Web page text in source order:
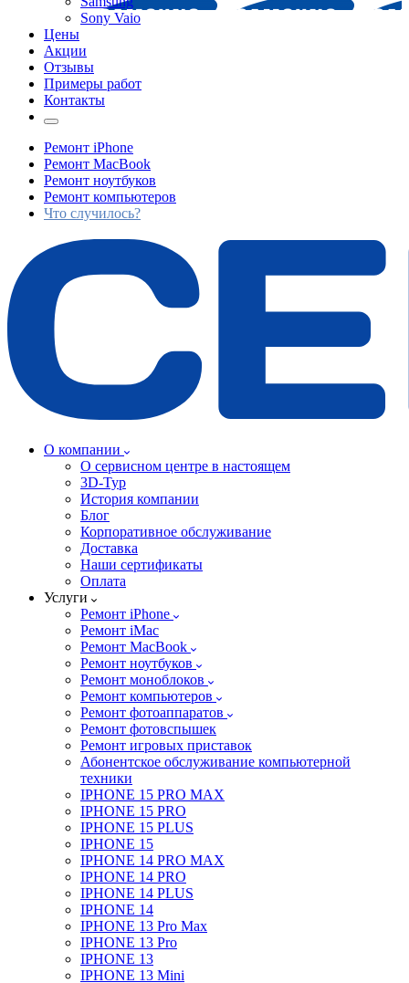
Sony Vaio
Цены
Акции
Отзывы
Примеры работ
Контакты
Ремонт iPhone
Ремонт MacBook
Ремонт ноутбуков
Ремонт компьютеров
Что случилось?
О компании
О сервисном центре в настоящем
3D-Тур
История компании
Блог
Корпоративное обслуживание
Доставка
Наши сертификаты
Оплата
Услуги
Ремонт iPhone
Ремонт iMac
Ремонт MacBook
Ремонт ноутбуков
Ремонт моноблоков
Ремонт компьютеров
Ремонт фотоаппаратов
Ремонт фотовспышек
Ремонт игровых приставок
Абонентское обслуживание компьютерной
техники
IPHONE 15 PRO MAX
IPHONE 15 PRO
IPHONE 15 PLUS
IPHONE 15
IPHONE 14 PRO MAX
IPHONE 14 PRO
IPHONE 14 PLUS
IPHONE 14
IPHONE 13 Pro Max
IPHONE 13 Pro
IPHONE 13
IPHONE 13 Mini